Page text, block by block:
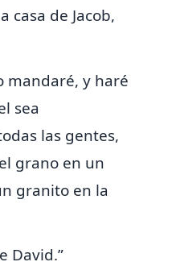
casa de Jacob,
mandaré, y haré
sea
las gentes,
el grano en un
granito en la
David.”